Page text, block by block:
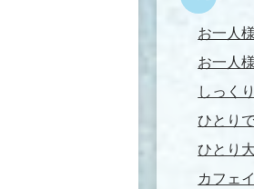
お一人
お一人
しっく
ひとり
ひとり
カフェ